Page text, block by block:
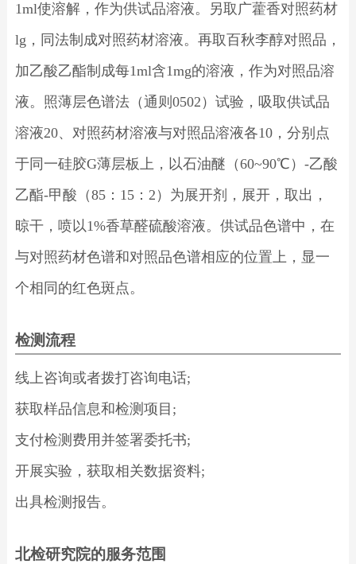
1ml使溶解，作为供试品溶液。另取广藿香对照药材
lg，同法制成对照药材溶液。再取百秋李醇对照品，
加乙酸乙酯制成每1ml含1mg的溶液，作为对照品溶
液。照薄层色谱法（通则0502）试验，吸取供试品
溶液20、对照药材溶液与对照品溶液各10，分别点
于同一硅胶G薄层板上，以石油醚（60~90℃）-乙酸
乙酯-甲酸（85：15：2）为展开剂，展开，取出，
晾干，喷以1%香草醛硫酸溶液。供试品色谱中，在
与对照药材色谱和对照品色谱相应的位置上，显一
个相同的红色斑点。
检测流程
线上咨询或者拨打咨询电话;
获取样品信息和检测项目;
支付检测费用并签署委托书;
开展实验，获取相关数据资料;
出具检测报告。
北检研究院的服务范围